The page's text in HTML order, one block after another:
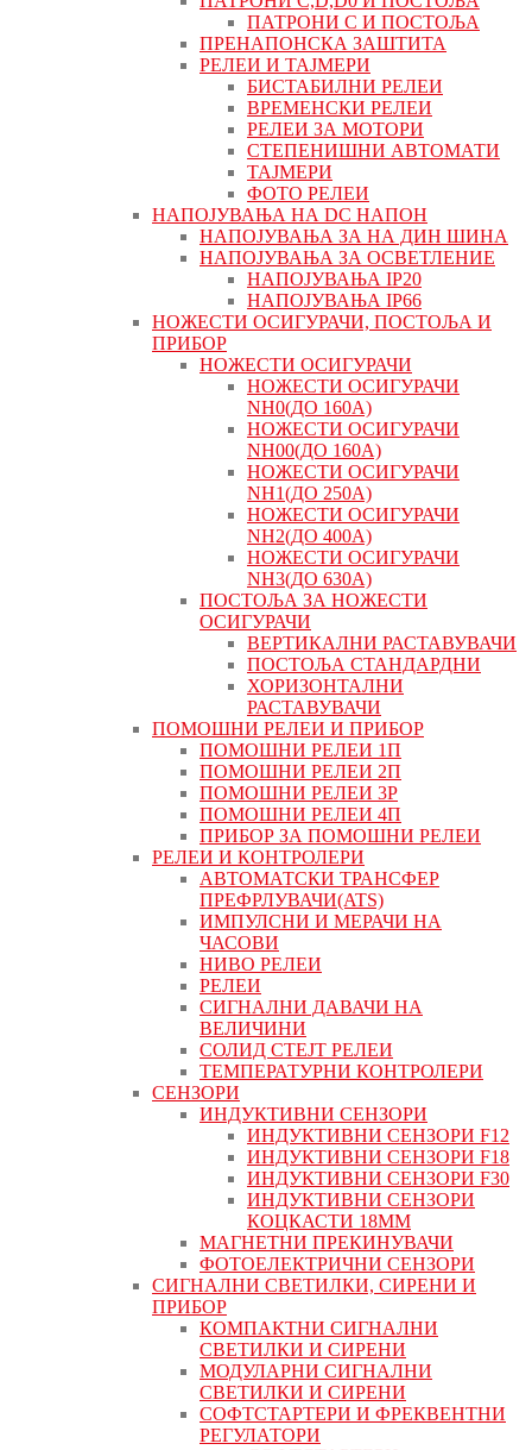
ПАТРОНИ C И ПОСТОЉА
ПРЕНАПОНСКА ЗАШТИТА
РЕЛЕИ И ТАЈМЕРИ
БИСТАБИЛНИ РЕЛЕИ
ВРЕМЕНСКИ РЕЛЕИ
РЕЛЕИ ЗА МОТОРИ
СТЕПЕНИШНИ АВТОМАТИ
ТАЈМЕРИ
ФОТО РЕЛЕИ
НАПОЈУВАЊА НА DC НАПОН
НАПОЈУВАЊА ЗА НА ДИН ШИНА
НАПОЈУВАЊА ЗА ОСВЕТЛЕНИЕ
НАПОЈУВАЊА IP20
НАПОЈУВАЊА IP66
НОЖЕСТИ ОСИГУРАЧИ, ПОСТОЉА И
ПРИБОР
НОЖЕСТИ ОСИГУРАЧИ
НОЖЕСТИ ОСИГУРАЧИ
NH0(ДО 160А)
НОЖЕСТИ ОСИГУРАЧИ
NH00(ДО 160А)
НОЖЕСТИ ОСИГУРАЧИ
NH1(ДО 250А)
НОЖЕСТИ ОСИГУРАЧИ
NH2(ДО 400А)
НОЖЕСТИ ОСИГУРАЧИ
NH3(ДО 630А)
ПОСТОЉА ЗА НОЖЕСТИ
ОСИГУРАЧИ
ВЕРТИКАЛНИ РАСТАВУВАЧИ
ПОСТОЉА СТАНДАРДНИ
ХОРИЗОНТАЛНИ
РАСТАВУВАЧИ
ПОМОШНИ РЕЛЕИ И ПРИБОР
ПОМОШНИ РЕЛЕИ 1П
ПОМОШНИ РЕЛЕИ 2П
ПОМОШНИ РЕЛЕИ 3P
ПОМОШНИ РЕЛЕИ 4П
ПРИБОР ЗА ПОМОШНИ РЕЛЕИ
РЕЛЕИ И КОНТРОЛЕРИ
АВТОМАТСКИ ТРАНСФЕР
ПРЕФРЛУВАЧИ(ATS)
ИМПУЛСНИ И МЕРАЧИ НА
ЧАСОВИ
НИВО РЕЛЕИ
РЕЛЕИ
СИГНАЛНИ ДАВАЧИ НА
ВЕЛИЧИНИ
СОЛИД СТЕЈТ РЕЛЕИ
ТЕМПЕРАТУРНИ КОНТРОЛЕРИ
СЕНЗОРИ
ИНДУКТИВНИ СЕНЗОРИ
ИНДУКТИВНИ СЕНЗОРИ F12
ИНДУКТИВНИ СЕНЗОРИ F18
ИНДУКТИВНИ СЕНЗОРИ F30
ИНДУКТИВНИ СЕНЗОРИ
КОЦКАСТИ 18ММ
МАГНЕТНИ ПРЕКИНУВАЧИ
ФОТОЕЛЕКТРИЧНИ СЕНЗОРИ
СИГНАЛНИ СВЕТИЛКИ, СИРЕНИ И
ПРИБОР
КОМПАКТНИ СИГНАЛНИ
СВЕТИЛКИ И СИРЕНИ
МОДУЛАРНИ СИГНАЛНИ
СВЕТИЛКИ И СИРЕНИ
СОФТСТАРТЕРИ И ФРЕКВЕНТНИ
РЕГУЛАТОРИ